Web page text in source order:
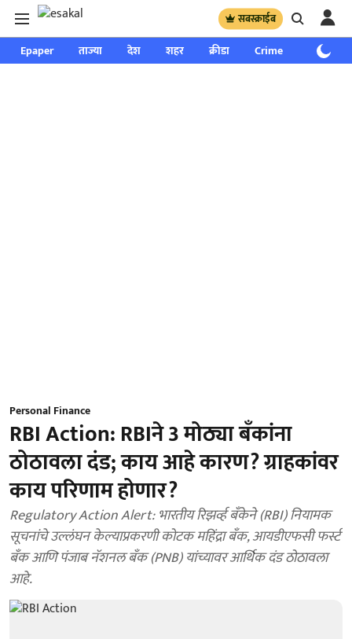
सबस्क्राईब
Epaper ताज्या देश शहर क्रीडा Crime साप्ताहिक
Personal Finance
RBI Action: RBIने 3 मोठ्या बँकांना
ठोठावला दंड; काय आहे कारण? ग्राहकांवर
काय परिणाम होणार?
Regulatory Action Alert: भारतीय रिझर्व्ह बँकेने (RBI) नियामक
सूचनांचे उल्लंघन केल्याप्रकरणी कोटक महिंद्रा बँक, आयडीएफसी फर्स्ट
बँक आणि पंजाब नॅशनल बँक (PNB) यांच्यावर आर्थिक दंड ठोठावला
आहे.